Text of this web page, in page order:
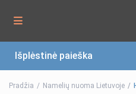
Išplėstinė paieška
Pradžia Namelių nuoma Lietuvoje